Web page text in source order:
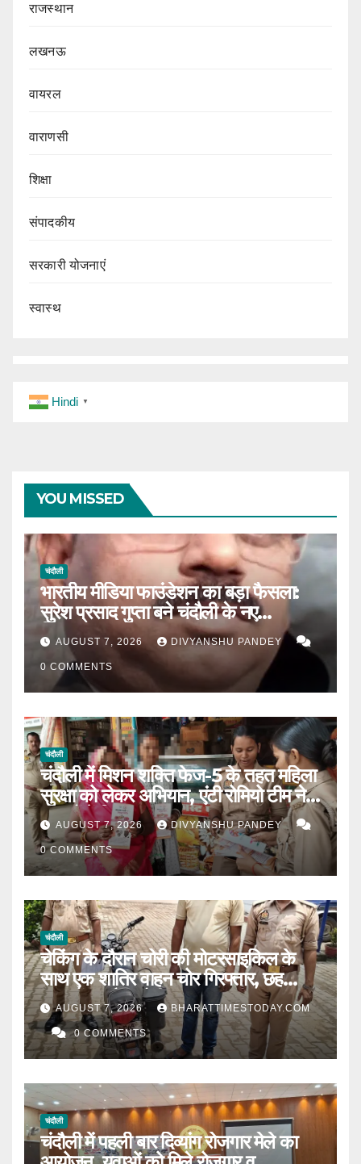
राजस्थान
लखनऊ
वायरल
वाराणसी
शिक्षा
संपादकीय
सरकारी योजनाएं
स्वास्थ
Hindi ▼
YOU MISSED
चंदौली
भारतीय मीडिया फाउंडेशन का बड़ा फैसला:
सुरेश प्रसाद गुप्ता बने चंदौली के नए
जिलाध्यक्ष|
AUGUST 7, 2026 DIVYANSHU PANDEY
0 COMMENTS
चंदौली
चंदौली में मिशन शक्ति फेज-5 के तहत महिला
सुरक्षा को लेकर अभियान, एंटी रोमियो टीम ने
बाजारों में किया जागरूक|
AUGUST 7, 2026 DIVYANSHU PANDEY
0 COMMENTS
चंदौली
चेकिंग के दौरान चोरी की मोटरसाइकिल के
साथ एक शातिर वाहन चोर गिरफ्तार, छह
मुकदमों का है आरोपी l
AUGUST 7, 2026 BHARATTIMESTODAY.COM
0 COMMENTS
चंदौली
चंदौली में पहली बार दिव्यांग रोजगार मेले का